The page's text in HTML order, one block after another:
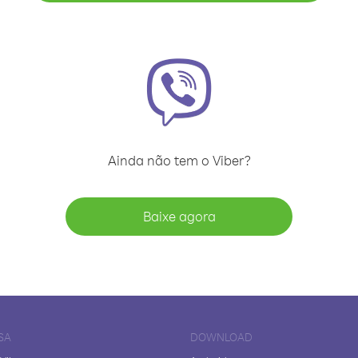
Ainda não tem o Viber?
Baixe agora
DOWNLOAD